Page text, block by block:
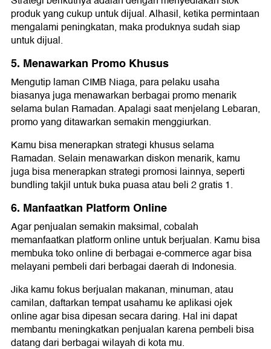
produk yang cukup untuk dijual. Alhasil, ketika permintaan
mengalami peningkatan, maka produknya sudah siap
untuk dijual.
5. Menawarkan Promo Khusus
Mengutip laman CIMB Niaga, para pelaku usaha
biasanya juga menawarkan berbagai promo menarik
selama bulan Ramadan. Apalagi saat menjelang Lebaran,
promo yang ditawarkan semakin menggiurkan.
Kamu bisa menerapkan strategi khusus selama
Ramadan. Selain menawarkan diskon menarik, kamu
juga bisa menerapkan strategi promosi lainnya, seperti
bundling takjil untuk buka puasa atau beli 2 gratis 1.
6. Manfaatkan Platform Online
Agar penjualan semakin maksimal, cobalah
memanfaatkan platform online untuk berjualan. Kamu bisa
membuka toko online di berbagai e-commerce agar bisa
melayani pembeli dari berbagai daerah di Indonesia.
Jika kamu fokus berjualan makanan, minuman, atau
camilan, daftarkan tempat usahamu ke aplikasi ojek
online agar bisa dipesan secara daring. Hal ini dapat
membantu meningkatkan penjualan karena pembeli bisa
datang dari berbagai wilayah di kota mu.